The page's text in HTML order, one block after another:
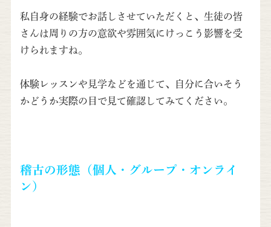
私自身の経験でお話しさせていただくと、生徒の皆
さんは周りの方の意欲や雰囲気にけっこう影響を受
けられますね。
体験レッスンや見学などを通じて、自分に合いそう
かどうか実際の目で見て確認してみてください。
稽古の形態（個人・グループ・オンライ
ン）